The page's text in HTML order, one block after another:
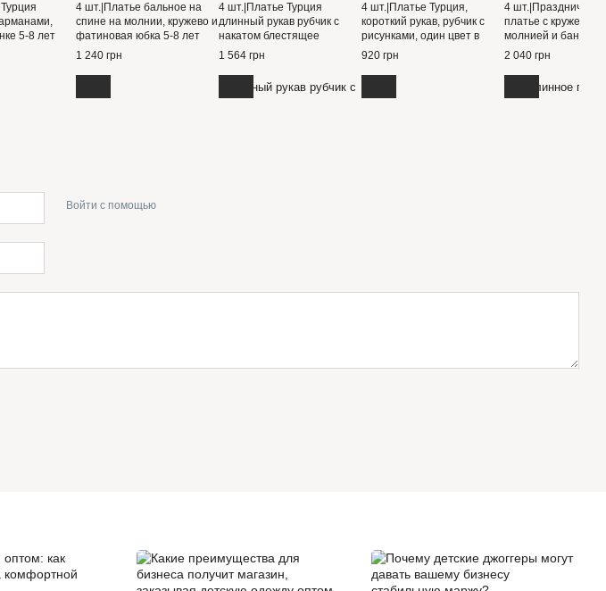
5-8 лет
4 шт.|Платье бальное на
спине на молнии, кружево и
фатиновая юбка 5-8 лет
1 240 грн
4 шт.|Платье Турция
длинный рукав рубчик с
накатом блестящее
сердце,юбка фатин с
подкладкой 3-6 лет
1 564 грн
4 шт.|Платье Турция,
короткий рукав, рубчик с
рисунками, один цвет в
ростовке 3-6 лет
920 грн
4 шт.|Праздничное
платье с
молнией и бантом
8 лет
2 040 грн
Войти с помощью